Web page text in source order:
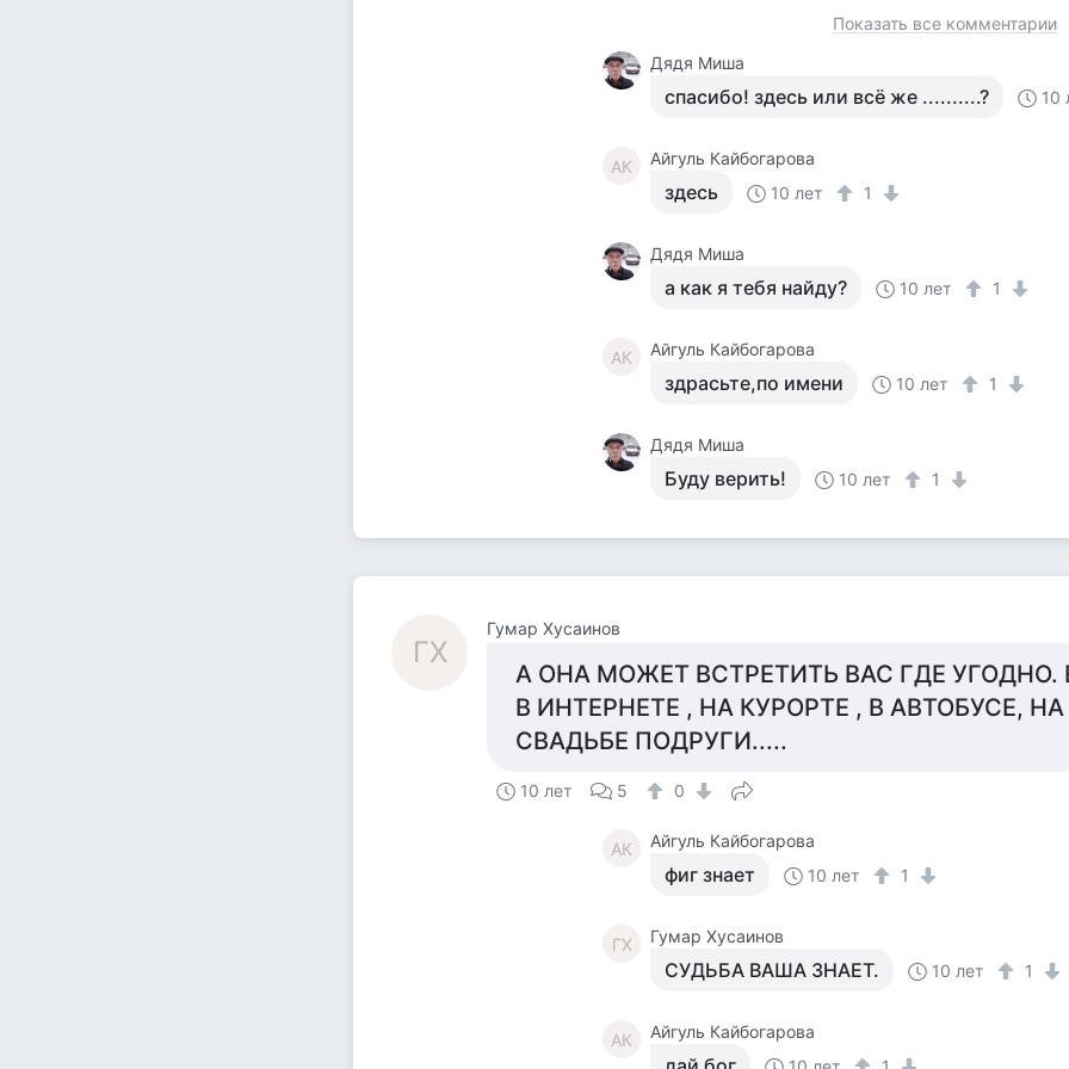
Показать все комментарии
Дядя Миша
спасибо! здесь или всё же ..........? 10
АК Айгуль Кайбогарова
здесь 10 лет 1
Дядя Миша
а как я тебя найду? 10 лет 1
АК Айгуль Кайбогарова
здрасьте,по имени 10 лет 1
Дядя Миша
Буду верить! 10 лет 1
ГХ
Гумар Хусаинов
А ОНА МОЖЕТ ВСТРЕТИТЬ ВАС ГДЕ УГОДНО.
В ИНТЕРНЕТЕ , НА КУРОРТЕ , В АВТОБУСЕ,
СВАДЬБЕ ПОДРУГИ.....
10 лет 5 0
АК Айгуль Кайбогарова
фиг знает 10 лет 1
ГХ Гумар Хусаинов
СУДЬБА ВАША ЗНАЕТ. 10 лет 1
АК Айгуль Кайбогарова